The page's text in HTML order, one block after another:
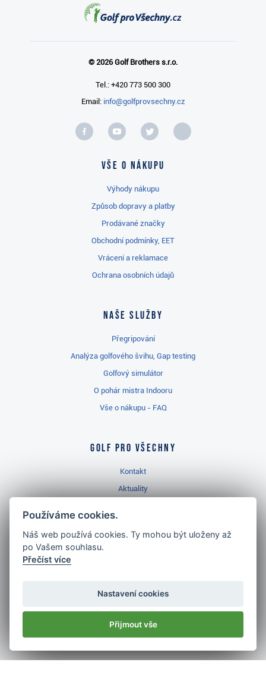
© 2026 Golf Brothers s.r.o.
Tel.: +420 773 500 300
Email: info@golfprovsechny.cz
Vše o nákupu
Výhody nákupu
Způsob dopravy a platby
Prodávané značky
Obchodní podmínky, EET
Vrácení a reklamace
Ochrana osobních údajů
Naše služby
Přegripování
Analýza golfového švihu, Gap testing
Golfový simulátor
O pohár mistra Indooru
Vše o nákupu - FAQ
Golf pro všechny
Kontakt
Aktuality
Golfový slovník
Nejlépe hodnocený
v ČR
Používáme cookies.
Náš web používá cookies. Ty mohou být uloženy až
po Vašem souhlasu.
Přečíst více
Nastavení cookies
Přijmout vše